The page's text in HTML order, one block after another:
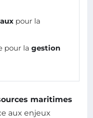
pour la
pour la gestion
maritimes
aux enjeux